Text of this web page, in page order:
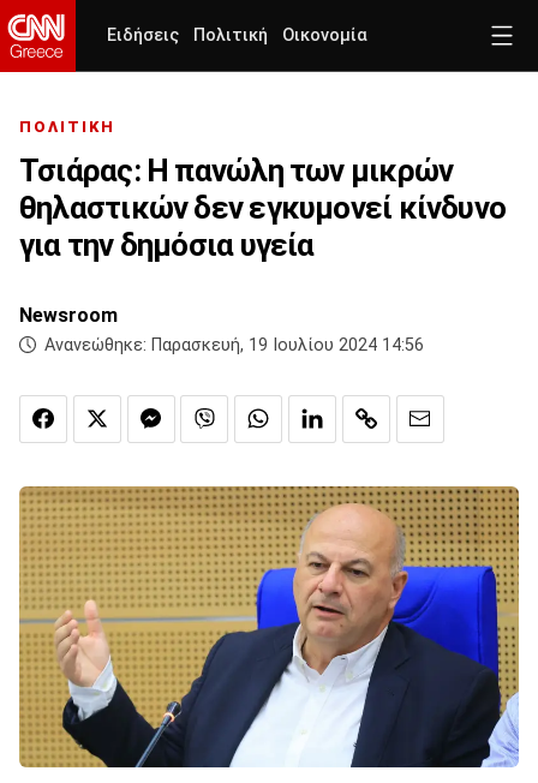
Ειδήσεις Πολιτική Οικονομία
ΠΟΛΙΤΙΚΗ
Τσιάρας: H πανώλη των μικρών
θηλαστικών δεν εγκυμονεί κίνδυνο
για την δημόσια υγεία
Newsroom
Ανανεώθηκε: Παρασκευή, 19 Ιουλίου 2024 14:56